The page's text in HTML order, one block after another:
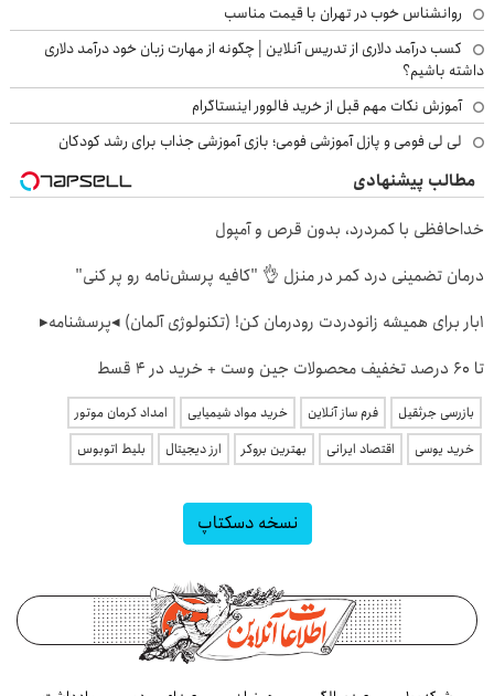
روانشناس خوب در تهران با قیمت مناسب
کسب درآمد دلاری از تدریس آنلاین | چگونه از مهارت زبان خود درآمد دلاری
داشته باشیم؟
آموزش نکات مهم قبل از خرید فالوور اینستاگرام
لی لی فومی و پازل آموزشی فومی؛ بازی آموزشی جذاب برای رشد کودکان
مطالب پیشنهادی
خداحافظی با کمردرد، بدون قرص و آمپول
درمان تضمینی درد کمر در منزل 👌 "کافیه پرسش‌نامه رو پر کنی"
1بار برای همیشه زانودردت رودرمان کن! (تکنولوژی آلمان) ◂پرسشنامه▸
تا 60 درصد تخفیف محصولات جین وست + خرید در 4 قسط
بازرسی جرثقیل فرم ساز آنلاین خرید مواد شیمیایی
امداد کرمان موتور
خرید یوسی
اقتصاد ایرانی بهترین بروکر ارز دیجیتال بلیط اتوبوس
نسخه دسکتاپ